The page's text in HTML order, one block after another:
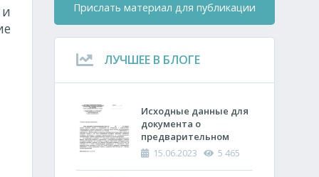
Прислать материал для публикации
ЛУЧШЕЕ В БЛОГЕ
Исходные данные для
документа о
предварительном
планировании
15.06.2023 5 465